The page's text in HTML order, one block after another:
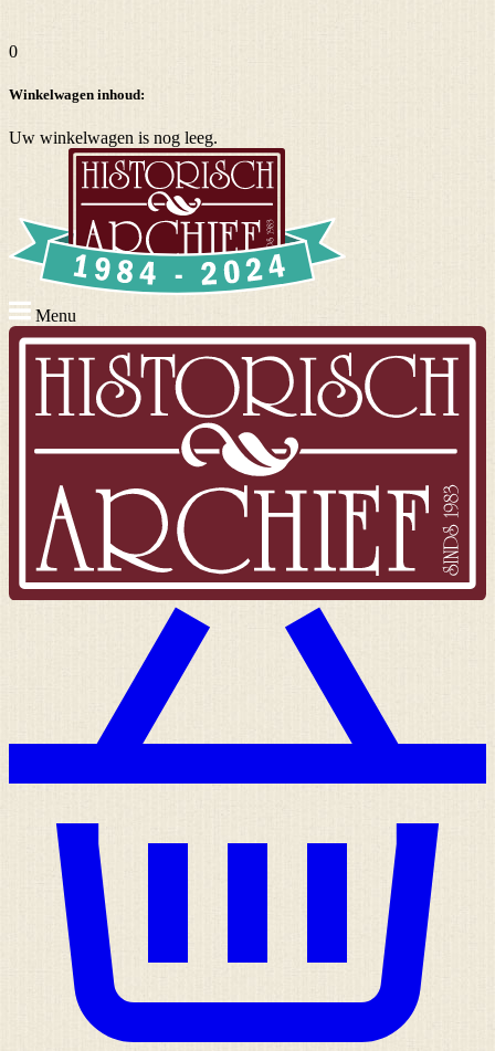
0
Winkelwagen inhoud:
Uw winkelwagen is nog leeg.
Menu